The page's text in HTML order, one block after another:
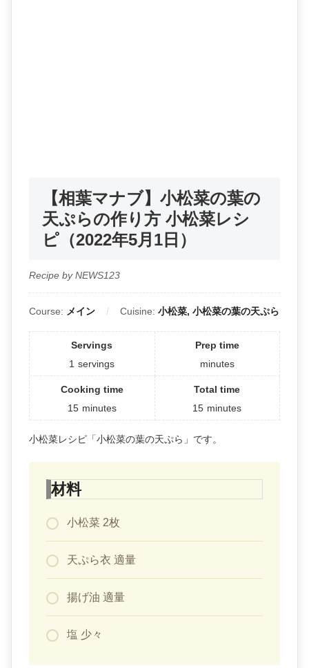
【相葉マナブ】小松菜の葉の
天ぷらの作り方 小松菜レシ
ピ（2022年5月1日）
Recipe by NEWS123
Course: メイン Cuisine: 小松菜, 小松菜の葉の天ぷら
Servings
1 servings
Prep time
minutes
Cooking time
15 minutes
Total time
15 minutes
小松菜レシピ「小松菜の葉の天ぷら」です。
材料
小松菜 2枚
天ぷら衣 適量
揚げ油 適量
塩 少々